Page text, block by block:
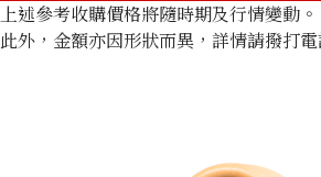
上述參考收購價格將隨時期及行情變動。
此外，金額亦因形狀而異，詳情請撥打電